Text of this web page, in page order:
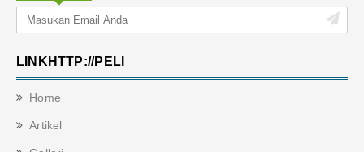
LINKHTTP://PELI
Home
Artikel